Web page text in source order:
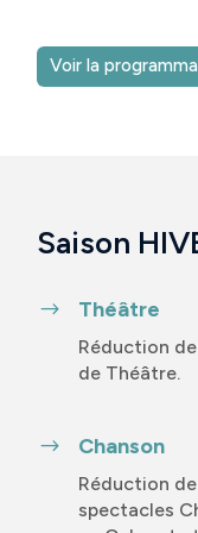
Voir la
Saison
$ Théâtre
Réduction de
de Théâtre.
$ Chanson
Réduction
spectacles